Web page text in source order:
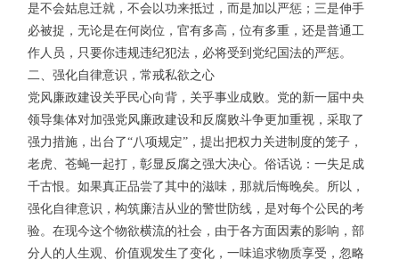
是不会姑息迁就，不会以功来抵过，而是加以严惩；三是伸手
必被捉，无论是在何岗位，官有多高，位有多重，还是普通工
作人员，只要你违规违纪犯法，必将受到党纪国法的严惩。
二、强化自律意识，常戒私欲之心
党风廉政建设关乎民心向背，关乎事业成败。党的新一届中央
领导集体对加强党风廉政建设和反腐败斗争更加重视，采取了
强力措施，出台了“八项规定”，提出把权力关进制度的笼子，
老虎、苍蝇一起打，彰显反腐之强大决心。俗话说：一失足成
千古恨。如果真正品尝了其中的滋味，那就后悔晚矣。所以，
强化自律意识，构筑廉洁从业的警世防线，是对每个公民的考
验。在现今这个物欲横流的社会，由于各方面因素的影响，部
分人的人生观、价值观发生了变化，一味追求物质享受，忽略